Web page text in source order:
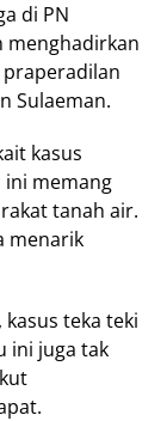
di PN
menghadirkan
Sulaeman.
kasus
ini memang
tanah air.
menarik
teka teki
ini juga tak